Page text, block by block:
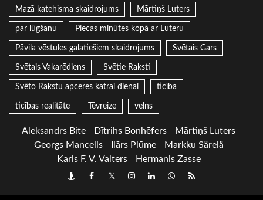
Mazā katehisma skaidrojums Mārtiņš Luters
par lūgšanu Piecas minūtes kopā ar Luteru
Pāvila vēstules galatiešiem skaidrojums Svētais Gars
Svētais Vakarēdiens Svētie Raksti
Svēto Rakstu apceres katrai dienai ticība
ticības realitāte Tēvreize velns
Aleksandrs Bite Dītrihs Bonhēfers
Mārtiņš Luters
Georgs Mancelis
Ilārs Plūme
Markku Särelä
Karls F. V. Valters
Hermanis Zasse
DraugiemFacebook
TwitterInstagram
LinkedInwhatsapp
RSS